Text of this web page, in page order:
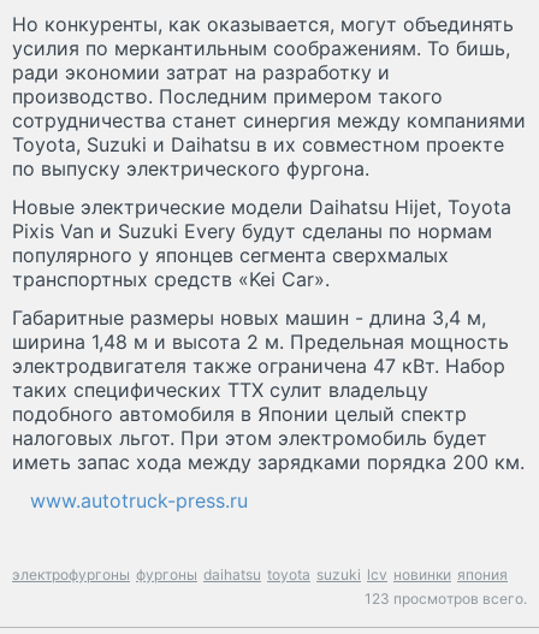
Но конкуренты, как оказывается, могут объединять
усилия по меркантильным соображениям. То бишь,
ради экономии затрат на разработку и
производство. Последним примером такого
сотрудничества станет синергия между компаниями
Toyota, Suzuki и Daihatsu в их совместном проекте
по выпуску электрического фургона.
Новые электрические модели Daihatsu Hijet, Toyota
Pixis Van и Suzuki Every будут сделаны по нормам
популярного у японцев сегмента сверхмалых
транспортных средств «Kei Car».
Габаритные размеры новых машин - длина 3,4 м,
ширина 1,48 м и высота 2 м. Предельная мощность
электродвигателя также ограничена 47 кВт. Набор
таких специфических ТТХ сулит владельцу
подобного автомобиля в Японии целый спектр
налоговых льгот. При этом электромобиль будет
иметь запас хода между зарядками порядка 200 км.
www.autotruck-press.ru
электрофургоны фургоны daihatsu toyota suzuki lcv новинки япония
123 просмотров всего.